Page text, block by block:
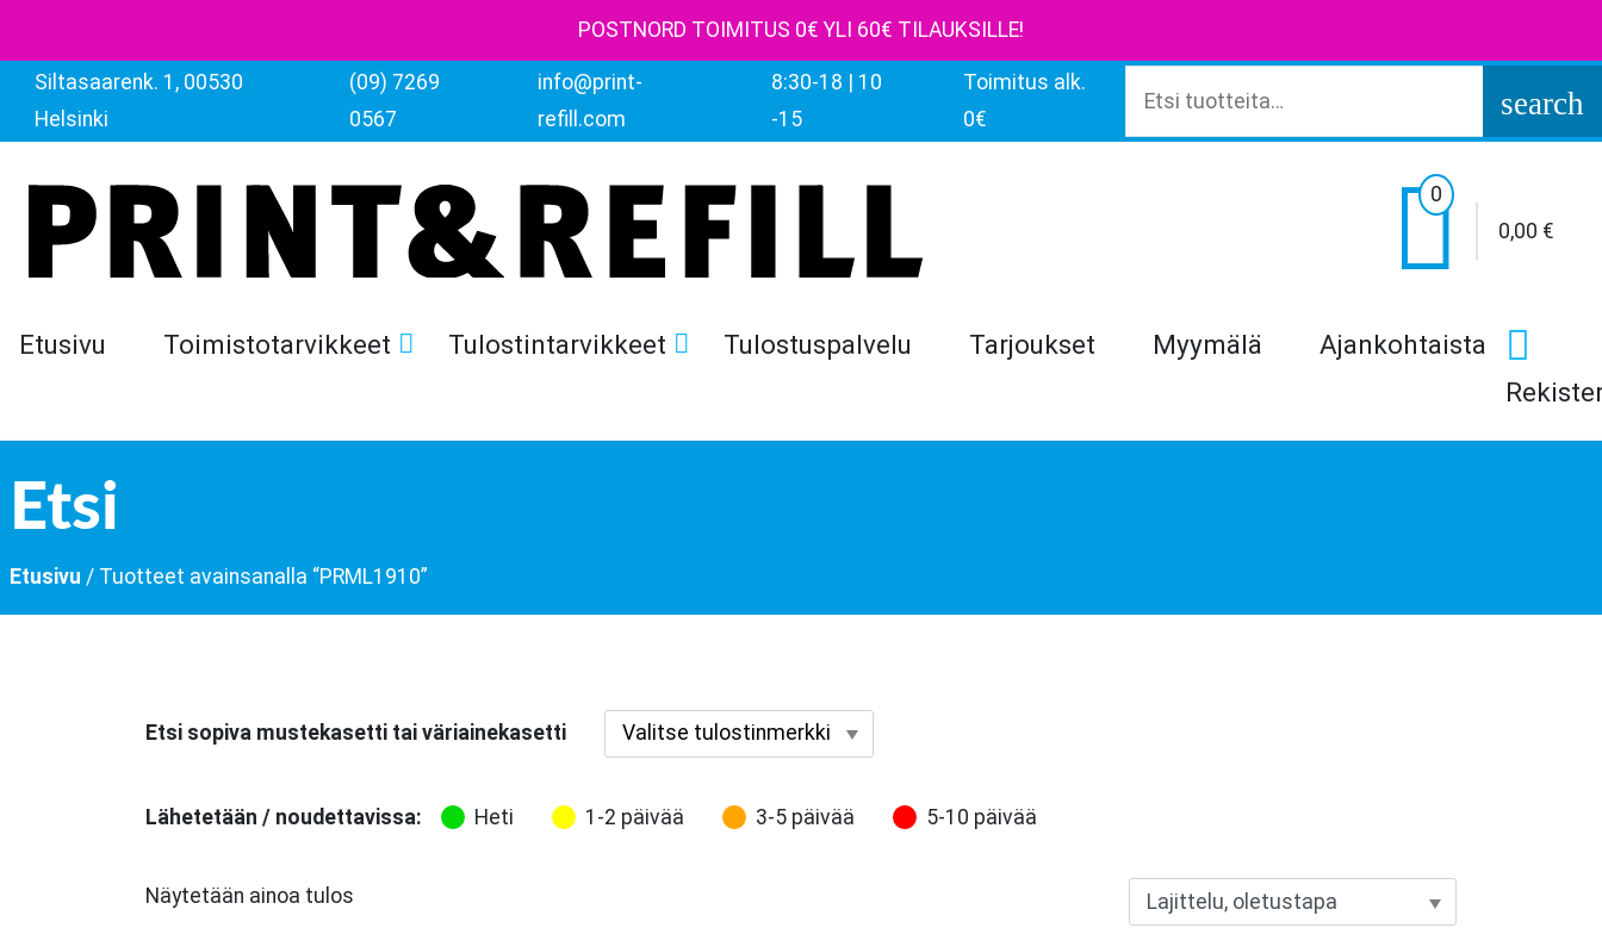
POSTNORD TOIMITUS 0€ YLI 60€ TILAUKSILLE!
Siltasaarenk. 1, 00530
Helsinki
(09) 7269
0567
info@print-
refill.com
8:30-18 | 10
-15
Toimitus alk.
0€
search

0
0,00 €
Etusivu Toimistotarvikkeet Tulostintarvikkeet Tulostuspalvelu Tarjoukset Myymälä
Ajankohtaista
Etsi
Etusivu / Tuotteet avainsanalla “PRML1910”
Etsi sopiva mustekasetti tai väriainekasetti
Lähetetään / noudettavissa: Heti 1-2 päivää 3-5 päivää 5-10 päivää
Näytetään ainoa tulos